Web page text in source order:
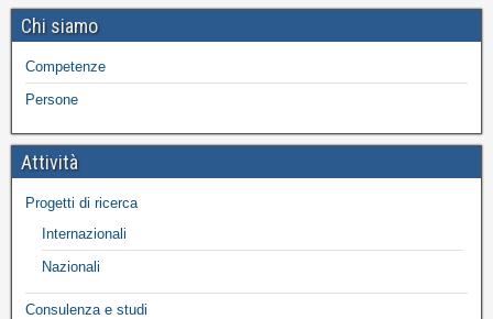
Chi siamo
Competenze
Persone
Attività
Progetti di ricerca
Internazionali
Nazionali
Consulenza e studi